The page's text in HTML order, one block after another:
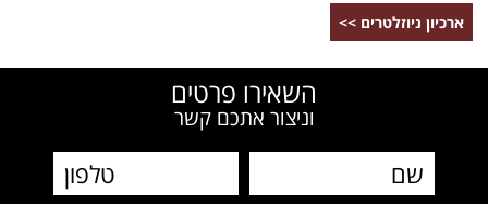
ארכיון ניוזלטרים >>
השאירו פרטים
וניצור אתכם קשר